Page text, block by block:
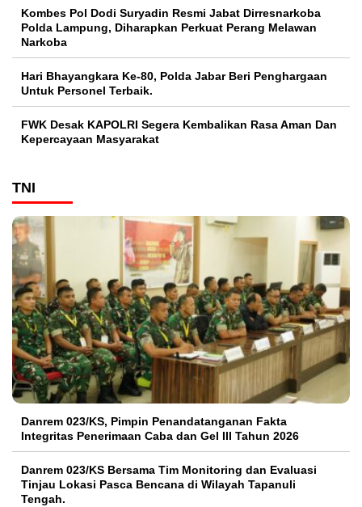
Kombes Pol Dodi Suryadin Resmi Jabat Dirresnarkoba
Polda Lampung, Diharapkan Perkuat Perang Melawan
Narkoba
Hari Bhayangkara Ke-80, Polda Jabar Beri Penghargaan
Untuk Personel Terbaik.
FWK Desak KAPOLRI Segera Kembalikan Rasa Aman Dan
Kepercayaan Masyarakat
TNI
Danrem 023/KS, Pimpin Penandatanganan Fakta
Integritas Penerimaan Caba dan Gel III Tahun 2026
Danrem 023/KS Bersama Tim Monitoring dan Evaluasi
Tinjau Lokasi Pasca Bencana di Wilayah Tapanuli
Tengah.